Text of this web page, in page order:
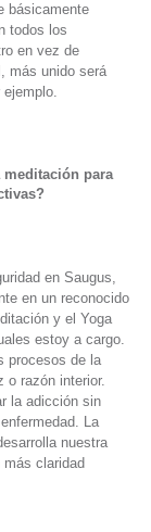
básicamente
todos los
en vez de
más unido será
meditación para
en Saugus,
en un reconocido
y el Yoga
estoy a cargo.
procesos de la
o razón interior.
la adicción sin
La
nuestra
claridad